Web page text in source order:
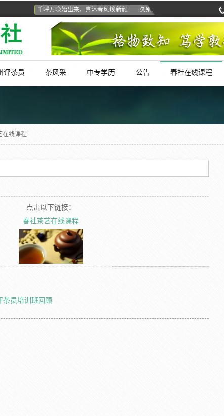
千呼万唤始出来，喜沐春风焕新颜——久别的春社茶园体验游浪漫重启！
评茶员 茶风采 中专学历 公告 春社在线课程
在线课程
点击以下链接：
春社茶艺在线课程
茶员培训班回顾